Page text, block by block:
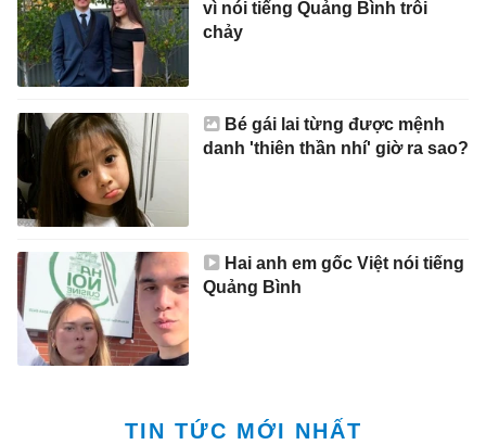
vì nói tiếng Quảng Bình trôi
chảy
Bé gái lai từng được mệnh
danh 'thiên thần nhí' giờ ra sao?
Hai anh em gốc Việt nói tiếng
Quảng Bình
TIN TỨC MỚI NHẤT